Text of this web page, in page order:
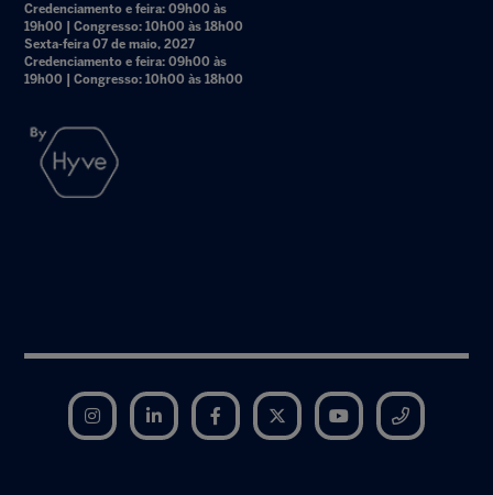
Credenciamento e feira: 09h00 às
19h00 | Congresso: 10h00 às 18h00
Sexta-feira 07 de maio, 2027
Credenciamento e feira: 09h00 às
19h00 | Congresso: 10h00 às 18h00
Instagram LinkedIn Facebook Twitter YouTube